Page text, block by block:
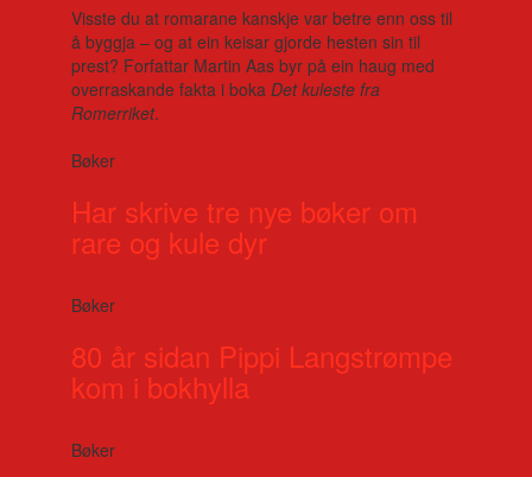
Visste du at romarane kanskje var betre enn oss til
å byggja – og at ein keisar gjorde hesten sin til
prest? Forfattar Martin Aas byr på ein haug med
overraskande fakta i boka Det kuleste fra
Romerriket.
Bøker
Har skrive tre nye bøker om
rare og kule dyr
Bøker
80 år sidan Pippi Langstrømpe
kom i bokhylla
Bøker